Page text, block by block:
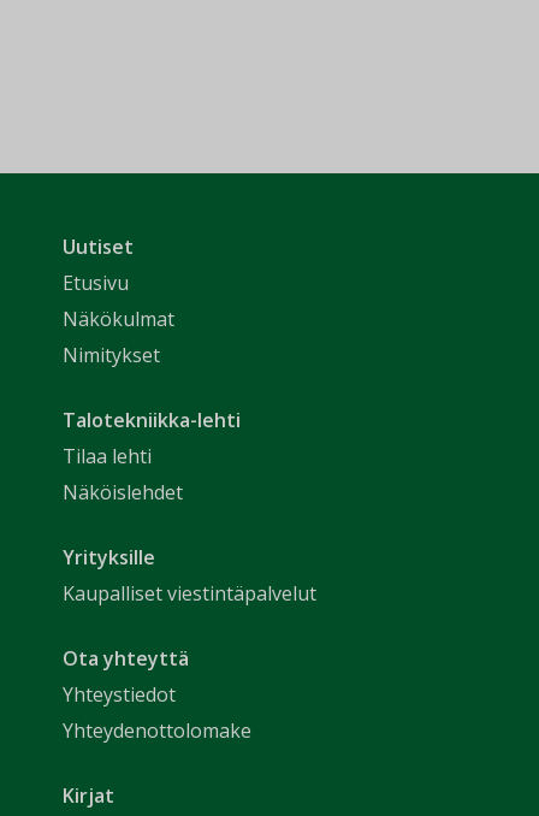
Uutiset
Etusivu
Näkökulmat
Nimitykset
Talotekniikka-lehti
Tilaa lehti
Näköislehdet
Yrityksille
Kaupalliset viestintäpalvelut
Ota yhteyttä
Yhteystiedot
Yhteydenottolomake
Kirjat